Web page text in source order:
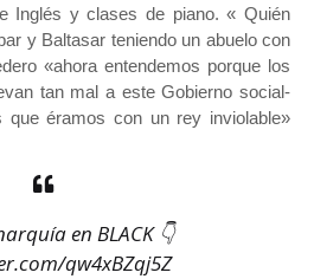
Inglés y clases de piano. « Quién
y Baltasar teniendo un abuelo con
«ahora entendemos porque los
tan mal a este Gobierno social-
que éramos con un rey inviolable»
en BLACK 👇
qw4xBZqj5Z